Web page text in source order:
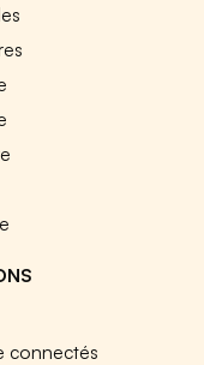
connectés